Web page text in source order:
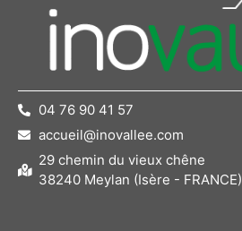
04 76 90 41 57
accueil@inovallee.com
29 chemin du vieux chêne
38240 Meylan (Isère - FRANCE)